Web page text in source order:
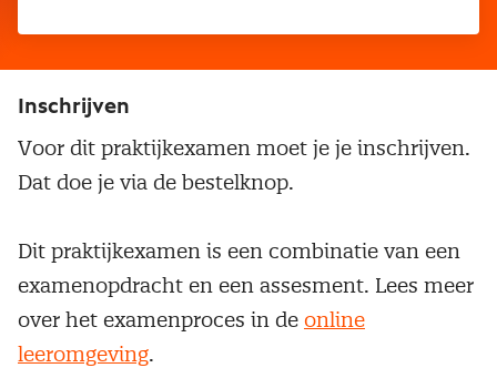
Inschrijven
Voor dit praktijkexamen moet je je inschrijven.
Dat doe je via de bestelknop.
Dit praktijkexamen is een combinatie van een
examenopdracht en een assesment. Lees meer
over het examenproces in de online
leeromgeving.